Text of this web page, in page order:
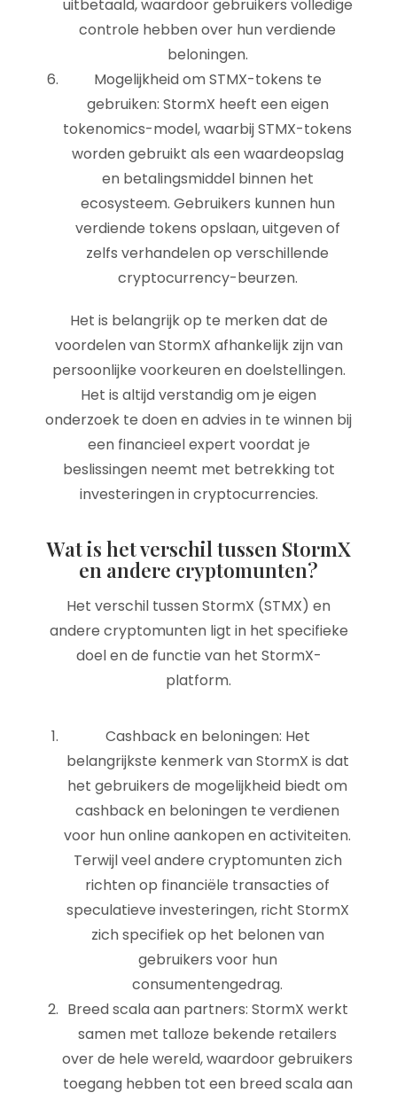
uitbetaald, waardoor gebruikers volledige
controle hebben over hun verdiende
beloningen.
Mogelijkheid om STMX-tokens te
gebruiken: StormX heeft een eigen
tokenomics-model, waarbij STMX-tokens
worden gebruikt als een waardeopslag
en betalingsmiddel binnen het
ecosysteem. Gebruikers kunnen hun
verdiende tokens opslaan, uitgeven of
zelfs verhandelen op verschillende
cryptocurrency-beurzen.
Het is belangrijk op te merken dat de
voordelen van StormX afhankelijk zijn van
persoonlijke voorkeuren en doelstellingen.
Het is altijd verstandig om je eigen
onderzoek te doen en advies in te winnen bij
een financieel expert voordat je
beslissingen neemt met betrekking tot
investeringen in cryptocurrencies.
Wat is het verschil tussen StormX
en andere cryptomunten?
Het verschil tussen StormX (STMX) en
andere cryptomunten ligt in het specifieke
doel en de functie van het StormX-
platform.
Cashback en beloningen: Het
belangrijkste kenmerk van StormX is dat
het gebruikers de mogelijkheid biedt om
cashback en beloningen te verdienen
voor hun online aankopen en activiteiten.
Terwijl veel andere cryptomunten zich
richten op financiële transacties of
speculatieve investeringen, richt StormX
zich specifiek op het belonen van
gebruikers voor hun
consumentengedrag.
Breed scala aan partners: StormX werkt
samen met talloze bekende retailers
over de hele wereld, waardoor gebruikers
toegang hebben tot een breed scala aan